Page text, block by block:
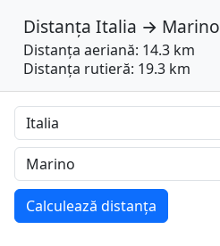
Distanța Italia → Marino
Distanța aeriană: 14.3 km
Distanța rutieră: 19.3 km
Calculează distanța